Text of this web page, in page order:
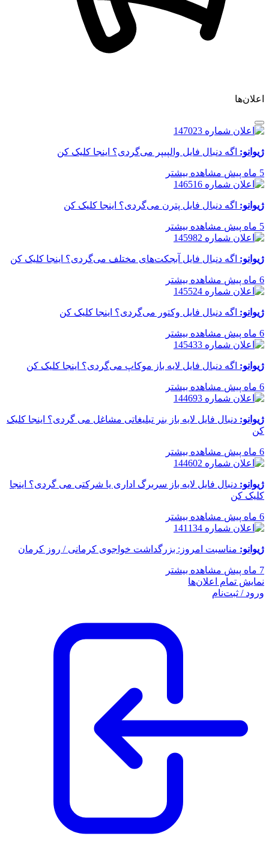
اعلان‌ها
ژیوانو: اگه دنبال فایل والپیپر می‌گردی؟ اینجا کلیک کن
5 ماه پیش مشاهده بیشتر
ژیوانو: اگه دنبال فایل پترن می‌گردی؟ اینجا کلیک کن
5 ماه پیش مشاهده بیشتر
ژیوانو: اگه دنبال فایل آبجکت‌های مختلف می‌گردی؟ اینجا کلیک کن
6 ماه پیش مشاهده بیشتر
ژیوانو: اگه دنبال فایل وکتور می‌گردی؟ اینجا کلیک کن
6 ماه پیش مشاهده بیشتر
ژیوانو: اگه دنبال فایل لایه باز موکاپ می‌گردی؟ اینجا کلیک کن
6 ماه پیش مشاهده بیشتر
ژیوانو: دنبال فایل لایه باز بنر تبلیغاتی مشاغل می گردی؟ اینجا کلیک
کن
6 ماه پیش مشاهده بیشتر
ژیوانو: دنبال فایل لایه باز سربرگ اداری یا شرکتی می گردی؟ اینجا
کلیک کن
6 ماه پیش مشاهده بیشتر
ژیوانو: مناسبت امروز: بزرگداشت خواجوی کرمانی / روز کرمان
7 ماه پیش
مشاهده بیشتر
نمایش تمام اعلان‌ها
ورود / ثبت‌نام